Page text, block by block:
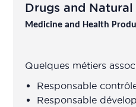
Assistant chef de
Assistant de
production/
Drugs and Natural
Medicine and Health
Quelques métiers
Responsable
Responsable